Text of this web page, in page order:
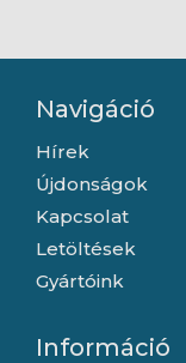
Navigáció
Hírek
Újdonságok
Kapcsolat
Letöltések
Gyártóink
Információ